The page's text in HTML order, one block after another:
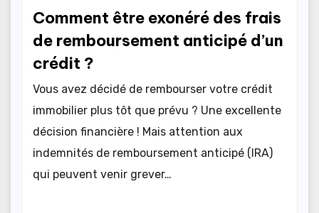
Comment être exonéré des frais
de remboursement anticipé d’un
crédit ?
Vous avez décidé de rembourser votre crédit
immobilier plus tôt que prévu ? Une excellente
décision financière ! Mais attention aux
indemnités de remboursement anticipé (IRA)
qui peuvent venir grever…